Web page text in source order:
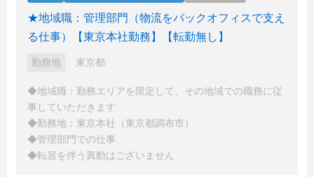
★地域職：管理部門（物流をバックオフィスで支え
る仕事）【東京本社勤務】【転勤無し】
勤務地 東京都
◆地域職：勤務エリアを限定して、その地域での職務に従
事していただきます
◆勤務地：東京本社（東京都調布市）
◆管理部門での仕事
◆転居を伴う異動はございません